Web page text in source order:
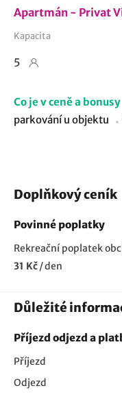
Apartmán - Privat
Kapacita
5
Co je v ceně a bonusy
parkování u objektu
Doplňkový ceník
Povinné poplatky
Rekreační poplatek
31 Kč/den
Důležité
Příjezd odjezd a
Příjezd
Odjezd